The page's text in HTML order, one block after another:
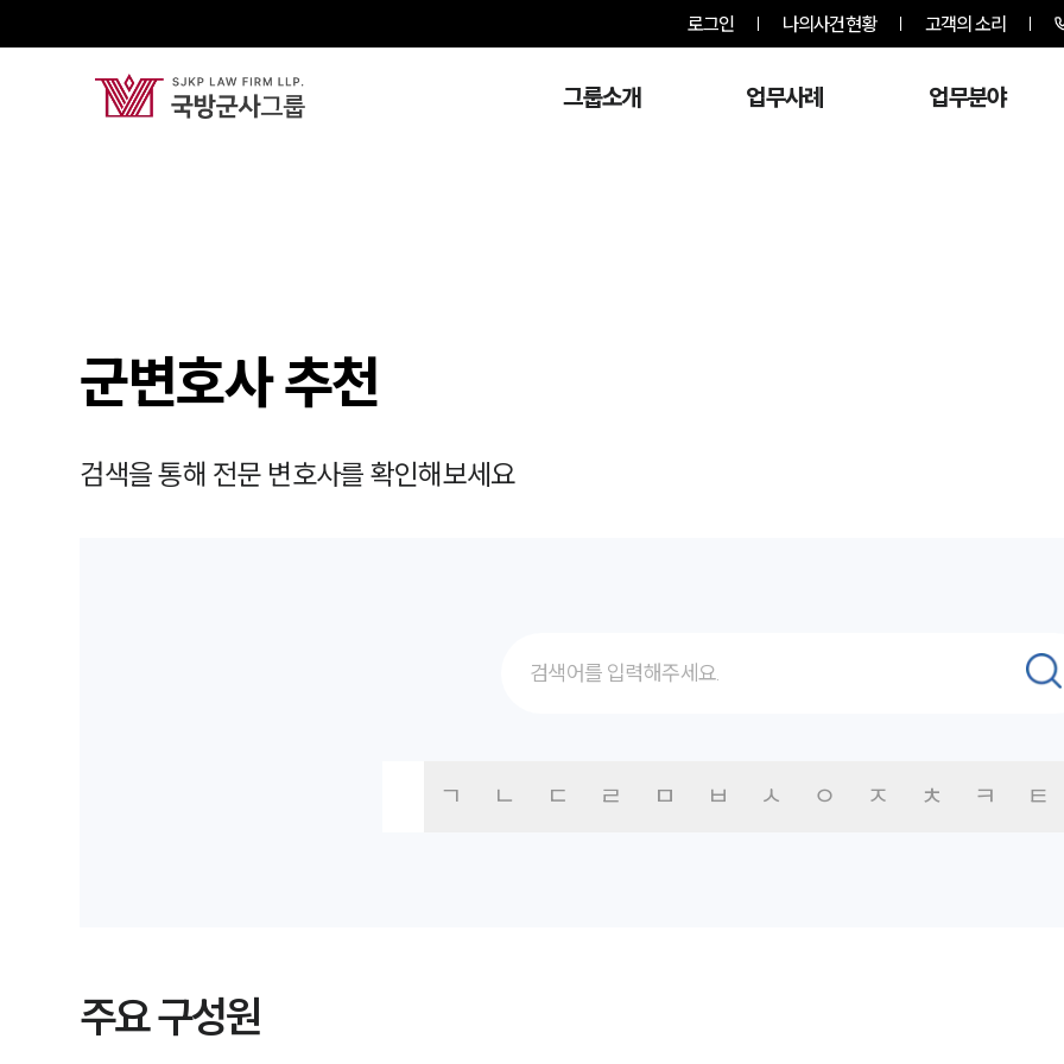
로그인 나의사건현황 고객의 소리
그룹소개 업무사례 업무분야
군변호사 추천
검색을 통해 전문 변호사를 확인해보세요
ㄱ ㄴ ㄷ ㄹ ㅁ ㅂ ㅅ ㅇ ㅈ ㅊ ㅋ ㅌ
주요 구성원